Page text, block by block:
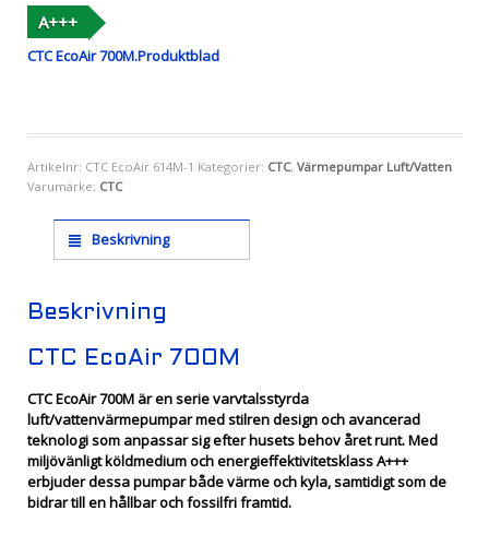
A+++
CTC EcoAir 700M.Produktblad
Artikelnr: CTC EcoAir 614M-1 Kategorier: CTC, Värmepumpar Luft/Vatten
Varumärke: CTC
Beskrivning
Beskrivning
CTC EcoAir 700M
CTC EcoAir 700M är en serie varvtalsstyrda
luft/vattenvärmepumpar med stilren design och avancerad
teknologi som anpassar sig efter husets behov året runt. Med
miljövänligt köldmedium och energieffektivitetsklass A+++
erbjuder dessa pumpar både värme och kyla, samtidigt som de
bidrar till en hållbar och fossilfri framtid.